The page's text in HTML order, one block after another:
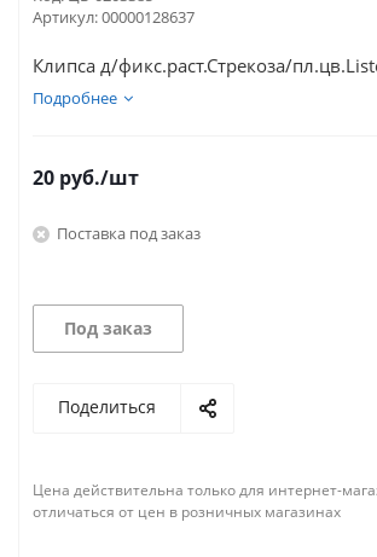
Артикул:00000128637
Клипса д/фикс.раст.Стрекоза/
Подробнее
20 руб./шт
Поставка под заказ
Под заказ
Поделиться
Цена действительна только для интернет-
отличаться от цен в розничных магазинах